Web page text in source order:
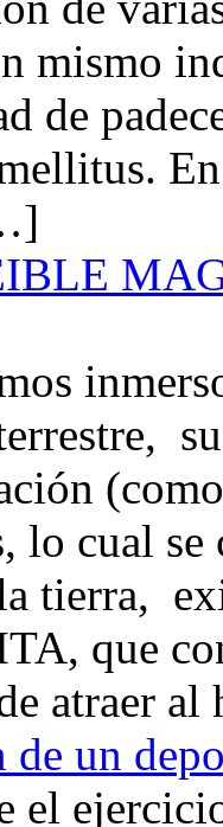
mismo
de
lo cual
tierra,
que
atraer
de un
el